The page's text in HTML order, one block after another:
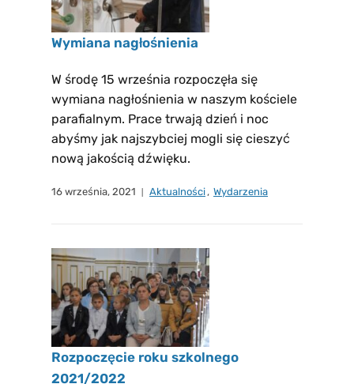
Wymiana nagłośnienia
W środę 15 września rozpoczęła się
wymiana nagłośnienia w naszym kościele
parafialnym. Prace trwają dzień i noc
abyśmy jak najszybciej mogli się cieszyć
nową jakością dźwięku.
16 września, 2021 Aktualności , Wydarzenia
Rozpoczęcie roku szkolnego
2021/2022